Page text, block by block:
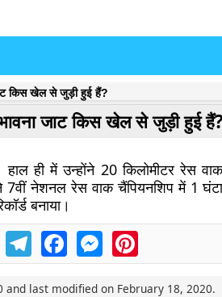
किस खेल से जुड़ी हुई हैं?
भावना जाट किस खेल से जुड़ी हुई
ही में उन्होंने 20 किलोमीटर रेस
7वीं नेशनल रेस वाक चैंपियनशिप में 1
बनाया।
TelegramFacebookMessengerPinterest
and last modified on February 18, 2020.